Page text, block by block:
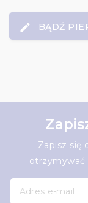
BĄDŹ
Zapisz się
otrzymywać